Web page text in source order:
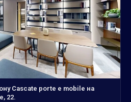
Cascate porte e mobile на
22.